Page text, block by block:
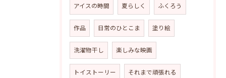
アイスの時間 夏らしく ふくろう
作品 日常のひとこま 塗り絵
洗濯物干し 楽しみな映画
トイストーリー それまで頑張れる